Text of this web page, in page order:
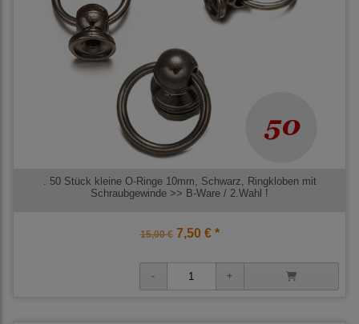
. 50 Stück kleine O-Ringe 10mm, Schwarz, Ringkloben mit
Schraubgewinde >> B-Ware / 2.Wahl !
15,00 €7,50 € *